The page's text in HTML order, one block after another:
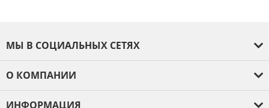
МЫ В СОЦИАЛЬНЫХ СЕТЯХ
О КОМПАНИИ
ИНФОРМАЦИЯ